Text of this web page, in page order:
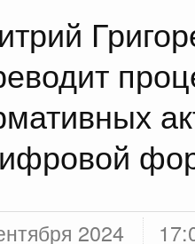
2024
Демография
Здоровье
Культура
Общество
Государство
программы